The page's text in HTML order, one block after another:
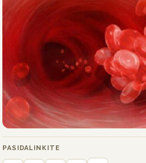
PASIDALINKITE